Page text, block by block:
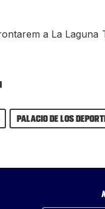
a La
Palacio de los